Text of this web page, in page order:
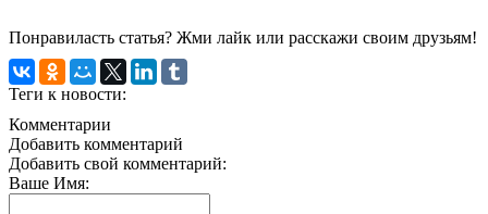
Понравиласть статья? Жми лайк или расскажи своим друзьям!
Теги к новости:
Комментарии
Добавить комментарий
Добавить свой комментарий:
Ваше Имя: